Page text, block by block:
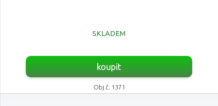
SKLADEM
koupit
Obj.č. 1371